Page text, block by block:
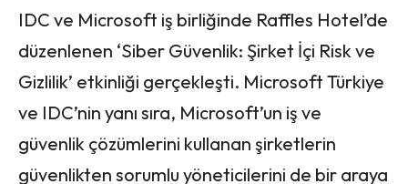
IDC ve Microsoft iş birliğinde Raffles Hotel’de
düzenlenen ‘Siber Güvenlik: Şirket İçi Risk ve
Gizlilik’ etkinliği gerçekleşti. Microsoft Türkiye
ve IDC’nin yanı sıra, Microsoft’un iş ve
güvenlik çözümlerini kullanan şirketlerin
güvenlikten sorumlu yöneticilerini de bir araya